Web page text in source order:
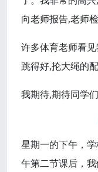
向老师报告,老师
许多体育老师看
跳得好,抡大绳的
我期待,期待同学
星期一的下午，
午第二节课后，